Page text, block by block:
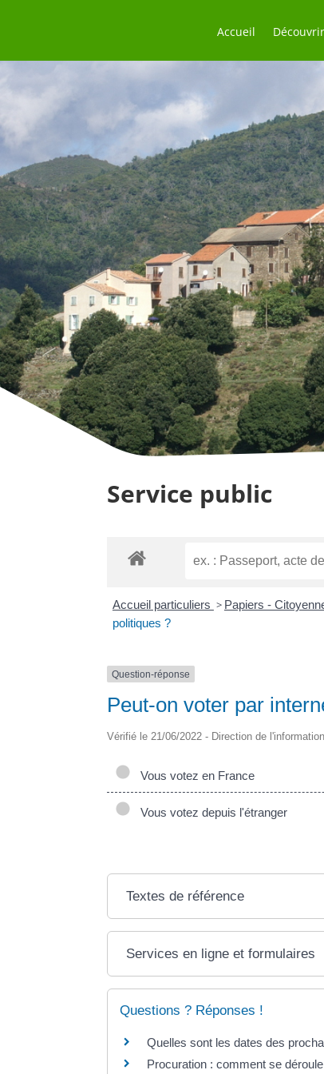
Accueil
Service public
Accueil particuliers > Papiers -
politiques ?
Question-réponse
Peut-on voter par
Vérifié le 21/06/2022 - Direction de
Vous votez en France
Vous votez depuis l'étranger
Textes de référence
Services en ligne et formulaires
Questions ? Réponses !
Quelles sont les dates des
Procuration : comment se